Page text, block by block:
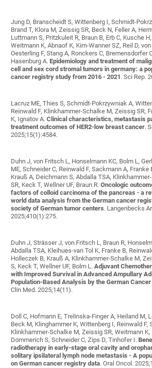
Jung D, Branscheidt S, Wittenberg I, Schmidt-
Brand T, Klora M, Zeissig SR, Beck N, Feller A,
Luttmann S, Pritzkuleit R, Braun B, Erb C, Kusche
Weitmann K, Abnaof K, Kim-Wanner SZ, Reil D,
Oesterling F, Stang A, Ronckers C, Bremensdorfer
Hasenburg A.Epidemiology and treatment of
cell and sex cord stromal tumors in germany: a
cancer registry study from 2016 - 2021 . Sci Rep.
Lacruz ME, Thies S, Schmidt-Pokrzywniak A,
Reinwald F, Klinkhammer-Schalke M, Zeissig SR,
K, Ignatov A.Clinical characteristics, metastasis
treatment outcomes of HER2-low breast cancer.
2025;15(1):4584.
Duhn J, von Fritsch L, Honselmann KC, Bolm L,
ME, Schneider C, Reinwald F, Sackmann A, Franke
Krauß A, Deichmann S, Abdalla TSA,
SR, Keck T, Wellner UF, Braun R.Oncologic
factors of colloid carcinoma of the pancreas - a
world data analysis from the German cancer
society of German tumor centers. Langenbecks
2025;410(1):275.
Duhn J, Strässer J, von Fritsch L, Braun R,
Abdalla TSA, Kleihues-van Tol K, Franke B,
Holleczek B, Krauß A, Klinkhammer-Schalke M,
S, Keck T, Wellner UF, Bolm L.Adjuvant
with Improved Survival in Advanced Ampullary
Population-Based Analysis by the German
Clin Med. 2025;14(11).
Doll C, Hofmann E, Trelinska-Finger A, Heiland M,
Beck M, Klinghammer K, Wittenberg I, Reinwald F,
Klinkhammer-Schalke M, Zeissig SR, Weitmann K,
Dommerich S, Schneider C, Zips D, Tinhofer I.
radiotherapy in early-stage oral cavity and
solitary ipsilateral lymph node metastasis - A
on German cancer registry data. Oral Oncol.